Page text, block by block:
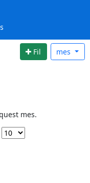
Fil mes
mes.